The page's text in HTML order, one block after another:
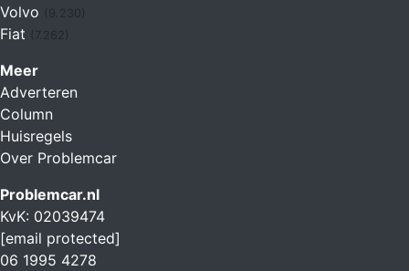
Volvo
Fiat (7.262)
Meer
Adverteren
Column
Huisregels
Over Problemcar
Problemcar.nl
KvK: 02039474
[email protected]
06 1995 4278